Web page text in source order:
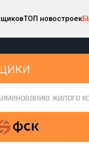
ТОП новостроек